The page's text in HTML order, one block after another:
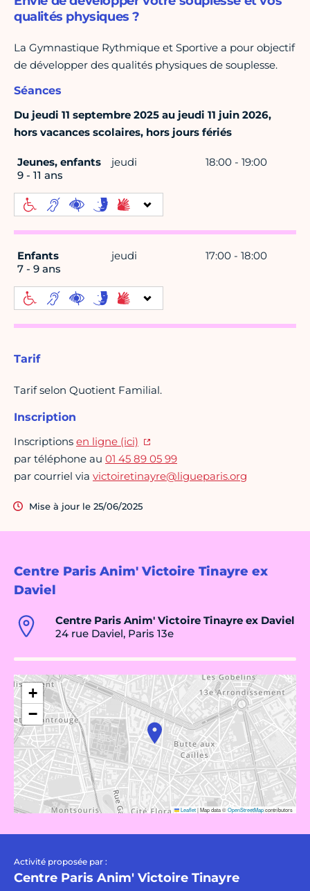
Centre Paris Anim' Victoire Tinayre ex
Daviel
Centre Paris Anim' Victoire Tinayre ex Daviel
24 rue Daviel, Paris 13e
+
−
Leaflet|Map data ©OpenStreetMapcontributors
Activité proposée par :
Centre Paris Anim' Victoire Tinayre
qualités physiques ?
La Gymnastique Rythmique et Sportive a pour objectif
de développer des qualités physiques de souplesse.
Séances
Du jeudi 11 septembre 2025 au jeudi 11 juin 2026,
hors vacances scolaires, hors jours fériés
Jeunes, enfants
9 - 11 ans
jeudi 18:00 - 19:00
Enfants
7 - 9 ans
jeudi 17:00 - 18:00
Tarif
Tarif selon Quotient Familial.
Inscription
Inscriptions en ligne (ici)
par téléphone au 01 45 89 05 99
par courriel via victoiretinayre@ligueparis.org
Mise à jour le 25/06/2025